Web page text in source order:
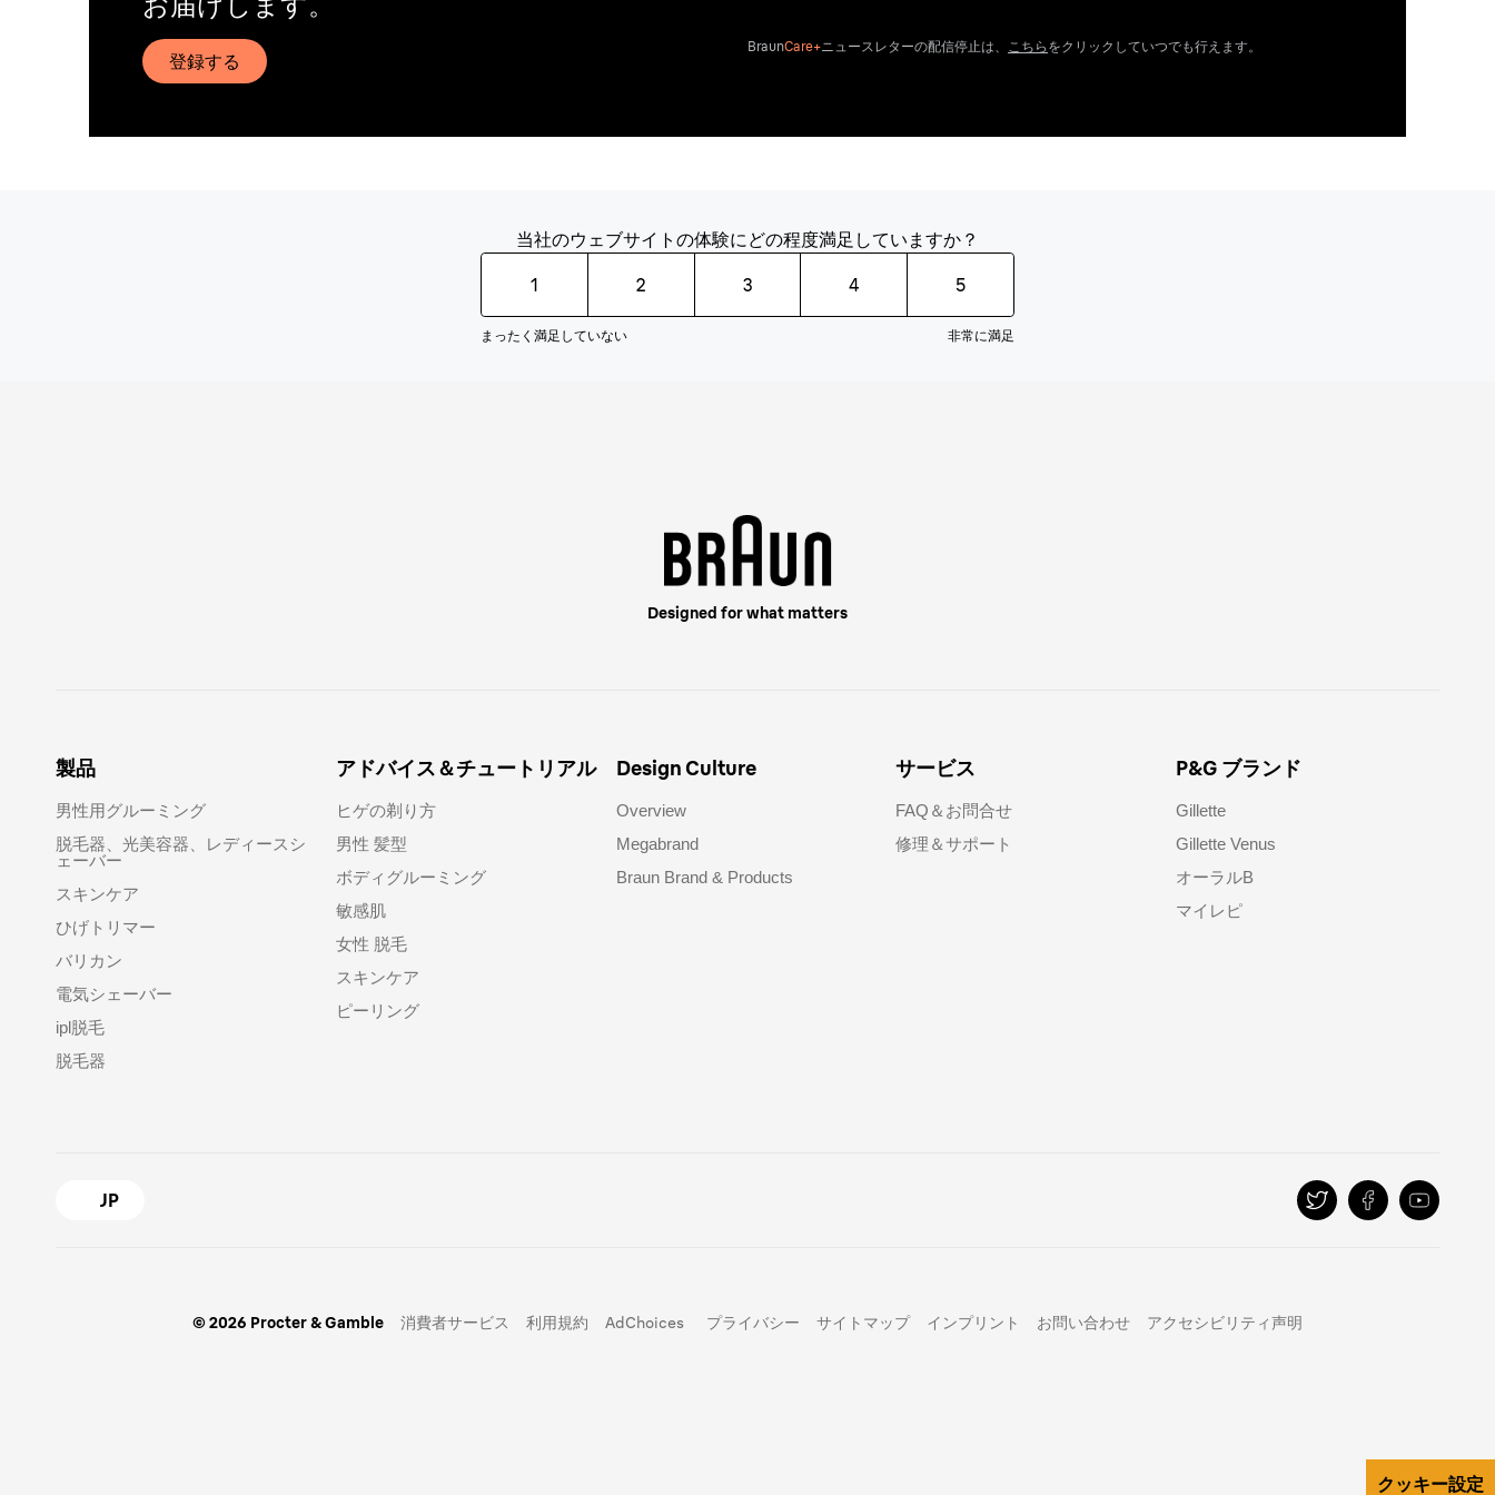
登録する
BraunCare+ニュースレターの配信停止は、 こちら をクリックしていつでも行えます。
当社のウェブサイトの体験にどの程度満足していますか？
1 2 3 4 5
まったく満足していない 非常に満足
Designed for what matters
製品
男性用グルーミング
脱毛器、光美容器、レディースシ
ェーバー
スキンケア
ひげトリマー
バリカン
電気シェーバー
ipl脱毛
脱毛器
アドバイス＆チュートリアル
ヒゲの剃り方
男性 髪型
ボディグルーミング
敏感肌
女性 脱毛
スキンケア
ピーリング
Design Culture
Overview
Megabrand
Braun Brand & Products
サービス
FAQ＆お問合せ​
修理＆サポート​
P&G ブランド
Gillette
Gillette Venus
オーラルB
マイレピ
JP
© 2026 Procter & Gamble 消費者サービス 利用規約 AdChoices プライバシー サイトマップ インプリント お問い合わせ アクセシビリティ声明
クッキー設定